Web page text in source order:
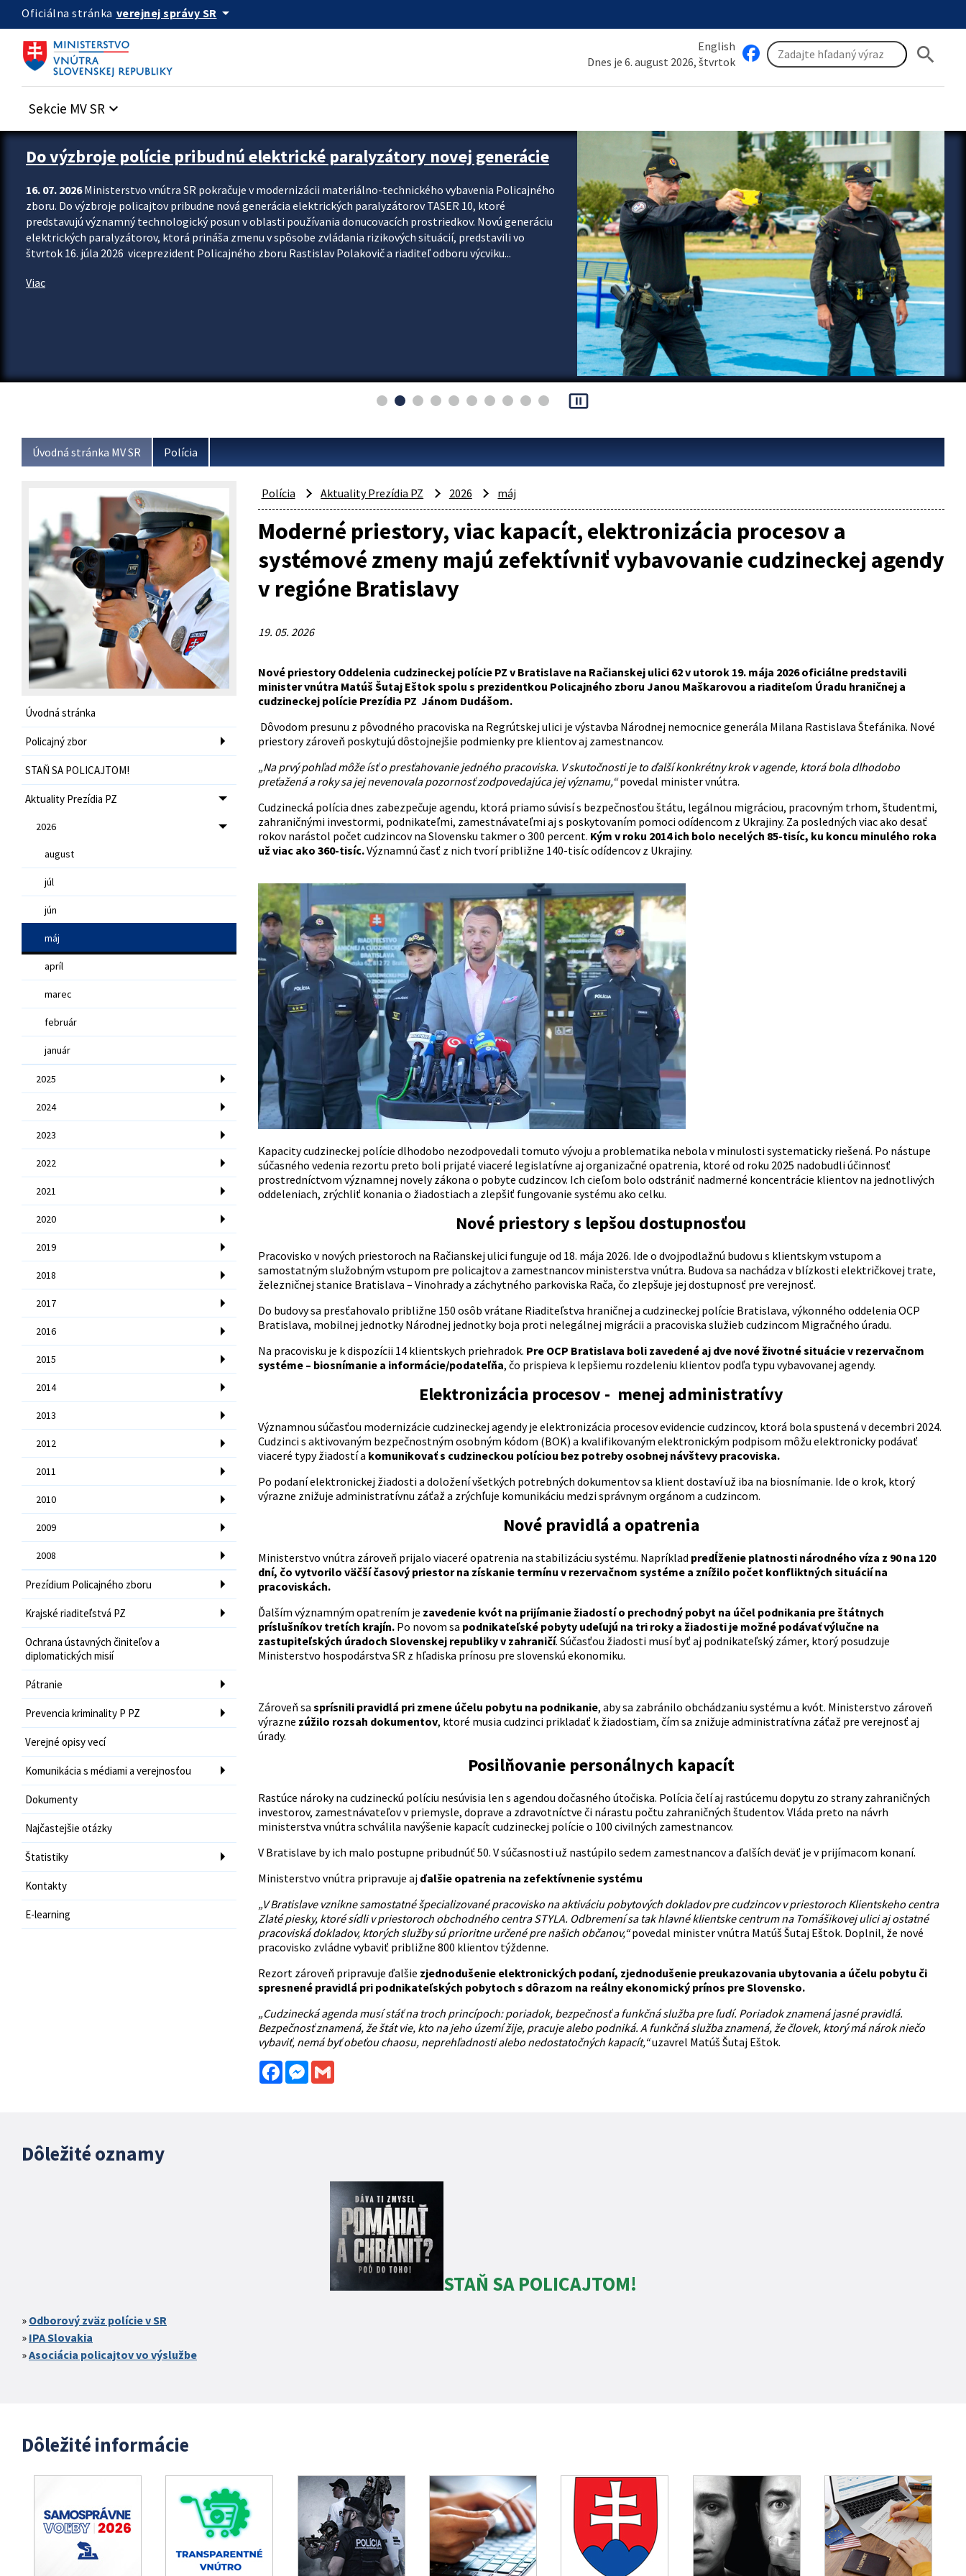
Preskocit na hlavný obsah
Oficiálna stránka verejnej správy SR arrow_drop_down
English
Dnes je 6. august 2026, štvrtok
search
Sekcie MV SR keyboard_arrow_down
Zastavit automatický posun upútavok
Do výzbroje polície pribudnú elektrické paralyzátory novej generácie
16. 07. 2026Ministerstvo vnútra SR pokračuje v modernizácii materiálno-technického vybavenia Policajného
zboru. Do výzbroje policajtov pribudne nová generácia elektrických paralyzátorov TASER 10, ktoré
predstavujú významný technologický posun v oblasti používania donucovacích prostriedkov. Novú generáciu
elektrických paralyzátorov, ktorá prináša zmenu v spôsobe zvládania rizikových situácií, predstavili vo
štvrtok 16. júla 2026 viceprezident Policajného zboru Rastislav Polakovič a riaditeľ odboru výcviku...
Viac
pause_presentation
Úvodná stránka MV SR Polícia
Úvodná stránka
Policajný zbor
STAŇ SA POLICAJTOM!
Aktuality Prezídia PZ
2026
august
júl
jún
máj
apríl
marec
február
január
2025
2024
2023
2022
2021
2020
2019
2018
2017
2016
2015
2014
2013
2012
2011
2010
2009
2008
Prezídium Policajného zboru
Krajské riaditeľstvá PZ
Ochrana ústavných činiteľov a
diplomatických misií
Pátranie
Prevencia kriminality P PZ
Verejné opisy vecí
Komunikácia s médiami a verejnosťou
Dokumenty
Najčastejšie otázky
Štatistiky
Kontakty
E-learning
Polícia Aktuality Prezídia PZ 2026 máj
Moderné priestory, viac kapacít, elektronizácia procesov a
systémové zmeny majú zefektívniť vybavovanie cudzineckej agendy
v regióne Bratislavy
19. 05. 2026
Nové priestory Oddelenia cudzineckej polície PZ v Bratislave na Račianskej ulici 62 v utorok 19. mája 2026 oficiálne predstavili
minister vnútra Matúš Šutaj Eštok spolu s prezidentkou Policajného zboru Janou Maškarovou a riaditeľom Úradu hraničnej a
cudzineckej polície Prezídia PZ Jánom Dudášom.
Dôvodom presunu z pôvodného pracoviska na Regrútskej ulici je výstavba Národnej nemocnice generála Milana Rastislava Štefánika. Nové
priestory zároveň poskytujú dôstojnejšie podmienky pre klientov aj zamestnancov.
„Na prvý pohľad môže ísť o presťahovanie jedného pracoviska. V skutočnosti je to ďalší konkrétny krok v agende, ktorá bola dlhodobo
preťažená a roky sa jej nevenovala pozornosť zodpovedajúca jej významu,“povedal minister vnútra.
Cudzinecká polícia dnes zabezpečuje agendu, ktorá priamo súvisí s bezpečnosťou štátu, legálnou migráciou, pracovným trhom, študentmi,
zahraničnými investormi, podnikateľmi, zamestnávateľmi aj s poskytovaním pomoci odídencom z Ukrajiny. Za posledných viac ako desať
rokov narástol počet cudzincov na Slovensku takmer o 300 percent. Kým v roku 2014 ich bolo necelých 85-tisíc, ku koncu minulého roka
už viac ako 360-tisíc.Významnú časť z nich tvorí približne 140-tisíc odídencov z Ukrajiny.
Kapacity cudzineckej polície dlhodobo nezodpovedali tomuto vývoju a problematika nebola v minulosti systematicky riešená. Po nástupe
súčasného vedenia rezortu preto boli prijaté viaceré legislatívne aj organizačné opatrenia, ktoré od roku 2025 nadobudli účinnosť
prostredníctvom významnej novely zákona o pobyte cudzincov. Ich cieľom bolo odstrániť nadmerné koncentrácie klientov na jednotlivých
oddeleniach, zrýchliť konania o žiadostiach a zlepšiť fungovanie systému ako celku.
Nové priestory s lepšou dostupnosťou
Pracovisko v nových priestoroch na Račianskej ulici funguje od 18. mája 2026. Ide o dvojpodlažnú budovu s klientskym vstupom a
samostatným služobným vstupom pre policajtov a zamestnancov ministerstva vnútra. Budova sa nachádza v blízkosti električkovej trate,
železničnej stanice Bratislava – Vinohrady a záchytného parkoviska Rača, čo zlepšuje jej dostupnosť pre verejnosť.
Do budovy sa presťahovalo približne 150 osôb vrátane Riaditeľstva hraničnej a cudzineckej polície Bratislava, výkonného oddelenia OCP
Bratislava, mobilnej jednotky Národnej jednotky boja proti nelegálnej migrácii a pracoviska služieb cudzincom Migračného úradu.
Na pracovisku je k dispozícii 14 klientskych priehradok. Pre OCP Bratislava boli zavedené aj dve nové životné situácie v rezervačnom
systéme – biosnímanie a informácie/podateľňa, čo prispieva k lepšiemu rozdeleniu klientov podľa typu vybavovanej agendy.
Elektronizácia procesov - menej administratívy
Významnou súčasťou modernizácie cudzineckej agendy je elektronizácia procesov evidencie cudzincov, ktorá bola spustená v decembri 2024.
Cudzinci s aktivovaným bezpečnostným osobným kódom (BOK) a kvalifikovaným elektronickým podpisom môžu elektronicky podávať
viaceré typy žiadostí a komunikovať s cudzineckou políciou bez potreby osobnej návštevy pracoviska.
Po podaní elektronickej žiadosti a doložení všetkých potrebných dokumentov sa klient dostaví už iba na biosnímanie. Ide o krok, ktorý
výrazne znižuje administratívnu záťaž a zrýchľuje komunikáciu medzi správnym orgánom a cudzincom.
Nové pravidlá a opatrenia
Ministerstvo vnútra zároveň prijalo viaceré opatrenia na stabilizáciu systému. Napríklad predĺženie platnosti národného víza z 90 na 120
dní, čo vytvorilo väčší časový priestor na získanie termínu v rezervačnom systéme a znížilo počet konfliktných situácií na
pracoviskách.
Ďalším významným opatrením je zavedenie kvót na prijímanie žiadostí o prechodný pobyt na účel podnikania pre štátnych
príslušníkov tretích krajín.Po novom sa podnikateľské pobyty udeľujú na tri roky a žiadosti je možné podávať výlučne na
zastupiteľských úradoch Slovenskej republiky v zahraničí. Súčasťou žiadosti musí byť aj podnikateľský zámer, ktorý posudzuje
Ministerstvo hospodárstva SR z hľadiska prínosu pre slovenskú ekonomiku.
Zároveň sa sprísnili pravidlá pri zmene účelu pobytu na podnikanie, aby sa zabránilo obchádzaniu systému a kvót. Ministerstvo zároveň
výrazne zúžilo rozsah dokumentov, ktoré musia cudzinci prikladať k žiadostiam, čím sa znižuje administratívna záťaž pre verejnosť aj
úrady.
Posilňovanie personálnych kapacít
Rastúce nároky na cudzineckú políciu nesúvisia len s agendou dočasného útočiska. Polícia čelí aj rastúcemu dopytu zo strany zahraničných
investorov, zamestnávateľov v priemysle, doprave a zdravotníctve či nárastu počtu zahraničných študentov. Vláda preto na návrh
ministerstva vnútra schválila navýšenie kapacít cudzineckej polície o 100 civilných zamestnancov.
V Bratislave by ich malo postupne pribudnúť 50. V súčasnosti už nastúpilo sedem zamestnancov a ďalších deväť je v prijímacom konaní.
Ministerstvo vnútra pripravuje aj ďalšie opatrenia na zefektívnenie systému
„V Bratislave vznikne samostatné špecializované pracovisko na aktiváciu pobytových dokladov pre cudzincov v priestoroch Klientskeho centra
Zlaté piesky, ktoré sídli v priestoroch obchodného centra STYLA. Odbremení sa tak hlavné klientske centrum na Tomášikovej ulici aj ostatné
pracoviská dokladov, ktorých služby sú prioritne určené pre našich občanov,“povedal minister vnútra Matúš Šutaj Eštok. Doplnil, že nové
pracovisko zvládne vybaviť približne 800 klientov týždenne.
Rezort zároveň pripravuje ďalšie zjednodušenie elektronických podaní, zjednodušenie preukazovania ubytovania a účelu pobytu či
spresnené pravidlá pri podnikateľských pobytoch s dôrazom na reálny ekonomický prínos pre Slovensko.
„Cudzinecká agenda musí stáť na troch princípoch: poriadok, bezpečnosť a funkčná služba pre ľudí. Poriadok znamená jasné pravidlá.
Bezpečnosť znamená, že štát vie, kto na jeho území žije, pracuje alebo podniká. A funkčná služba znamená, že človek, ktorý má nárok niečo
vybaviť, nemá byť obeťou chaosu, neprehľadnosti alebo nedostatočných kapacít,“uzavrel Matúš Šutaj Eštok.
FacebookMessenger
Gmail
Dôležité oznamy
STAŇ SA POLICAJTOM!
Odborový zväz polície v SR
IPA Slovakia
Asociácia policajtov vo výslužbe
Dôležité informácie